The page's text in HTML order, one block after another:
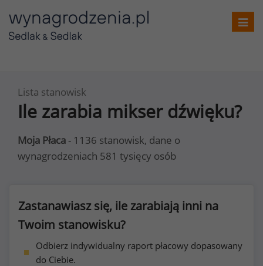
Lista stanowisk
Ile zarabia mikser dźwięku?
Moja Płaca - 1136 stanowisk, dane o
wynagrodzeniach 581 tysięcy osób
Zastanawiasz się, ile zarabiają inni na
Twoim stanowisku?
Odbierz indywidualny raport płacowy dopasowany
do Ciebie.